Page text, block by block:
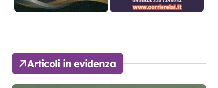
Articoli in evidenza